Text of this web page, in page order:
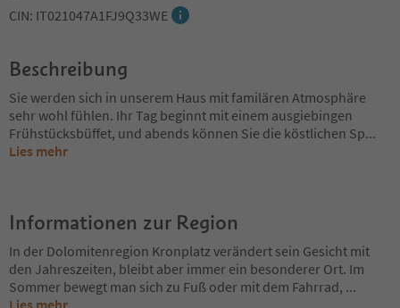
CIN: IT021047A1FJ9Q33WE
Beschreibung
Sie werden sich in unserem Haus mit familären Atmosphäre
sehr wohl fühlen. Ihr Tag beginnt mit einem ausgiebingen
Frühstücksbüffet, und abends können Sie die köstlichen Sp...
Lies mehr
Informationen zur Region
In der Dolomitenregion Kronplatz verändert sein Gesicht mit
den Jahreszeiten, bleibt aber immer ein besonderer Ort. Im
Sommer bewegt man sich zu Fuß oder mit dem Fahrrad, ...
Lies mehr